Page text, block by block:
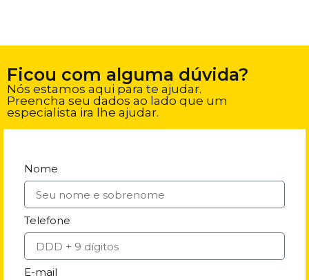
Ficou com alguma dúvida?
Nós estamos aqui para te ajudar.
Preencha seu dados ao lado que um
especialista ira lhe ajudar.
Nome
Telefone
E-mail